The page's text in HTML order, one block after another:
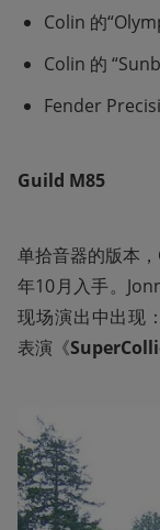
Colin 的
Colin 的
Fender
Guild M85
单拾音器的版本
年10月入手。
现场演出中出现
表演《